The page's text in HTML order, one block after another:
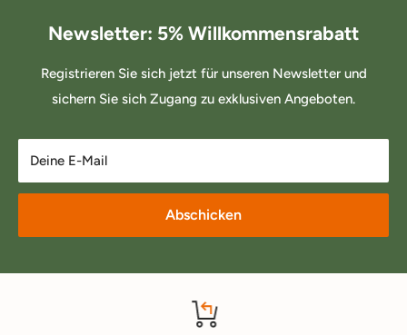
Newsletter: 5% Willkommensrabatt
Registrieren Sie sich jetzt für unseren Newsletter und
sichern Sie sich Zugang zu exklusiven Angeboten.
Deine E-Mail
Abschicken